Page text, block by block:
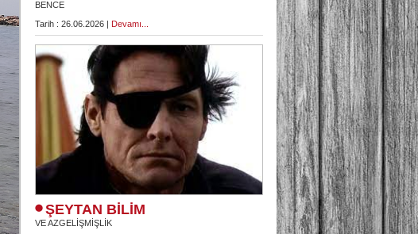
BENCE
Tarih : 26.06.2026 | Devamı...
ŞEYTAN BİLİM
VE AZGELİŞMİŞLİK